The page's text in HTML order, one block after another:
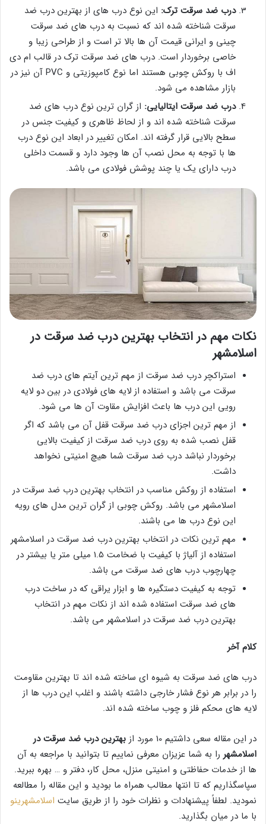
درب ضد سرقت ترک: این نوع درب های از بهترین درب ضد
سرقت شناخته شده اند که نسبت به درب های ضد سرقت
چینی و ایرانی قیمت آن ها بالا تر است و از طراحی زیبا و
خاصی برخوردار است. درب های ضد سرقت ترک در قالب ام دی
اف با روکش چوبی هستند اما نوع کامپوزیتی و PVC آن نیز در
بازار مشاهده می شود.
درب ضد سرقت ایتالیایی: از گران ترین نوع درب های ضد
سرقت شناخته شده اند و از لحاظ ظاهری و کیفیت جنس در
سطح بالایی قرار گرفته اند. امکان تغییر در ابعاد این نوع درب
ها با توجه به محل نصب آن ها وجود دارد و قسمت داخلی
درب دارای یک یا چند پوشش فولادی می باشد.
نکات مهم در انتخاب بهترین درب ضد سرقت در
اسلامشهر
استراکچر درب ضد سرقت از مهم ترین آیتم های درب ضد
سرقت می باشد و استفاده از لایه های فولادی در بین دو لایه
رویی این درب ها باعث افزایش مقاوت آن ها می شود.
از مهم ترین اجزای درب ضد سرقت قفل آن می باشد که اگر
قفل نصب شده به روی درب ضد سرقت از کیفیت بالایی
برخوردار نباشد درب ضد سرقت شما هیچ امنیتی نخواهد
داشت.
استفاده از روکش مناسب در انتخاب بهترین درب ضد سرقت در
اسلامشهر می باشد. روکش چوبی از گران ترین مدل های رویه
این نوع درب ها می باشند.
مهم ترین نکات در انتخاب بهترین درب ضد سرقت در اسلامشهر
استفاده از آلیاژ با کیفیت با ضخامت 1.5 میلی متر یا بیشتر در
چهارچوب درب های ضد سرقت می باشد.
توجه به کیفیت دستگیره ها و ابزار یراقی که در ساخت درب
های ضد سرقت استفاده شده اند از نکات مهم در انتخاب
بهترین درب ضد سرقت در اسلامشهر می باشد.
کلام آخر
درب های ضد سرقت به شیوه ای ساخته شده اند تا بهترین مقاومت
را در برابر هر نوع فشار خارجی داشته باشند و اغلب این درب ها از
لایه های محکم فلز و چوب ساخته شده اند.
در این مقاله سعی داشتیم 10 مورد از
بهترین درب ضد سرقت در
اسلامشهر را به شما عزیزان معرفی نماییم تا بتوانید با مراجعه به آن
ها از خدمات حفاظتی و امنیتی منزل، محل کار، دفتر و … بهره ببرید.
سپاسگذاریم که تا انتها مطالب همراه ما بودید و این مقاله را مطالعه
نمودید. لطفاً پیشنهادات و نظرات خود را از طریق سایت اسلامشهرینو
با ما در میان بگذارید.